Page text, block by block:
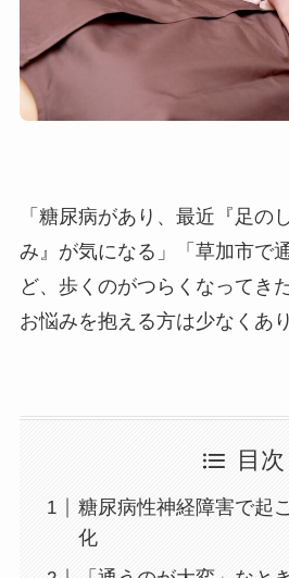
「糖尿病があり、最近『足の
み』が気になる」「草加市で
ど、歩くのがつらくなって
お悩みを抱える方は少なくあ
目次
糖尿病性神経障害で起
化